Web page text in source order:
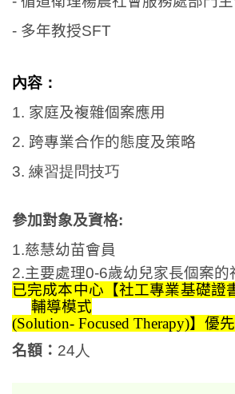
- 多年教授SFT
內容：
1. 家庭及複雜個案應用
2. 跨專業合作的態度及策略
3. 練習提問技巧
參加對象及資格:
1.慈慧幼苗會員
2.主要處理0-6歲幼兒家長個案的
已完成本中心【社工專業基礎證
輔導模式
(Solution- Focused Therapy)】優先
名額： 24人